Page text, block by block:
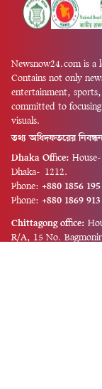
Newsnow24.com is a
Contains not only
entertainment,
committed to
visuals.
তথ্য অধিদফতরের
Dhaka Office:
Dhaka-1212.
Phone: +880 1856
Phone: +880 1869
Chittagong office:
R/A, 15 No.